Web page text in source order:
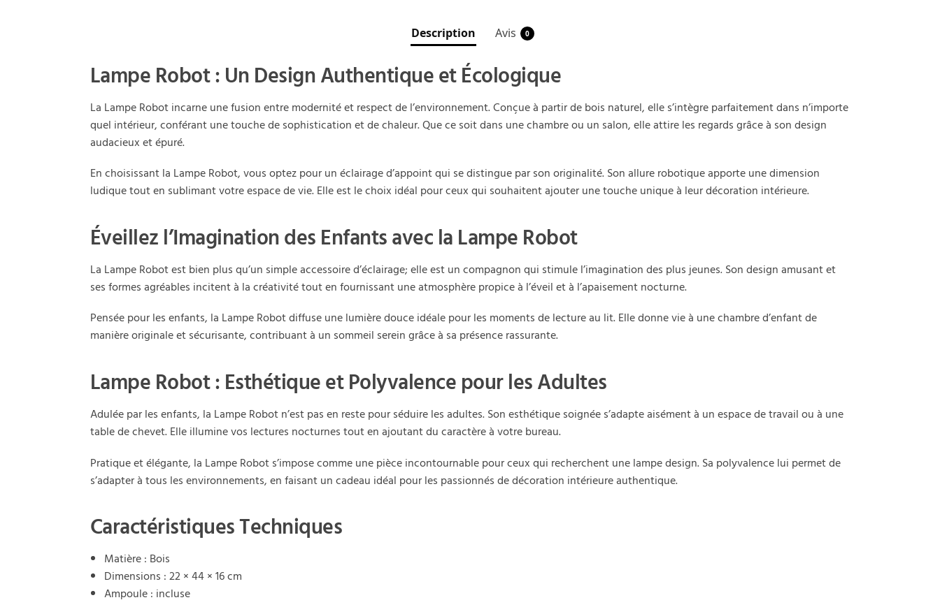
Description Avis 0
Lampe Robot : Un Design Authentique et Écologique
La Lampe Robot incarne une fusion entre modernité et respect de l’environnement. Conçue à partir de bois naturel, elle s’intègre parfaitement dans n’importe
quel intérieur, conférant une touche de sophistication et de chaleur. Que ce soit dans une chambre ou un salon, elle attire les regards grâce à son design
audacieux et épuré.
En choisissant la Lampe Robot, vous optez pour un éclairage d’appoint qui se distingue par son originalité. Son allure robotique apporte une dimension
ludique tout en sublimant votre espace de vie. Elle est le choix idéal pour ceux qui souhaitent ajouter une touche unique à leur décoration intérieure.
Éveillez l’Imagination des Enfants avec la Lampe Robot
La Lampe Robot est bien plus qu’un simple accessoire d’éclairage; elle est un compagnon qui stimule l’imagination des plus jeunes. Son design amusant et
ses formes agréables incitent à la créativité tout en fournissant une atmosphère propice à l’éveil et à l’apaisement nocturne.
Pensée pour les enfants, la Lampe Robot diffuse une lumière douce idéale pour les moments de lecture au lit. Elle donne vie à une chambre d’enfant de
manière originale et sécurisante, contribuant à un sommeil serein grâce à sa présence rassurante.
Lampe Robot : Esthétique et Polyvalence pour les Adultes
Adulée par les enfants, la Lampe Robot n’est pas en reste pour séduire les adultes. Son esthétique soignée s’adapte aisément à un espace de travail ou à une
table de chevet. Elle illumine vos lectures nocturnes tout en ajoutant du caractère à votre bureau.
Pratique et élégante, la Lampe Robot s’impose comme une pièce incontournable pour ceux qui recherchent une lampe design. Sa polyvalence lui permet de
s’adapter à tous les environnements, en faisant un cadeau idéal pour les passionnés de décoration intérieure authentique.
Caractéristiques Techniques
Matière : Bois
Dimensions : 22 × 44 × 16 cm
Ampoule : incluse